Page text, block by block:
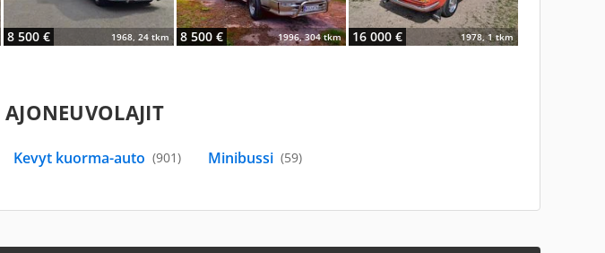
8 500 € 1968, 24 tkm 8 500 € 1996, 304 tkm 16 000 € 1978, 1 tkm
(901) (59)